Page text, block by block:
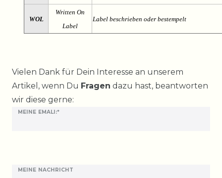
WOL
Written On
Label
Label beschrieben oder bestempelt
Vielen Dank für Dein Interesse an unserem
Artikel, wenn Du Fragen dazu hast, beantworten
wir diese gerne:
MEINE EMALI:*
MEINE NACHRICHT
Ceres::Template.mailFormHoneypotLabel